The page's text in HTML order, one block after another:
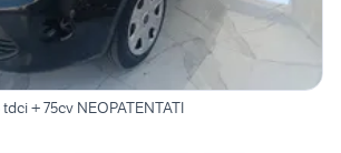
+ 75cv NEOPATENTATI